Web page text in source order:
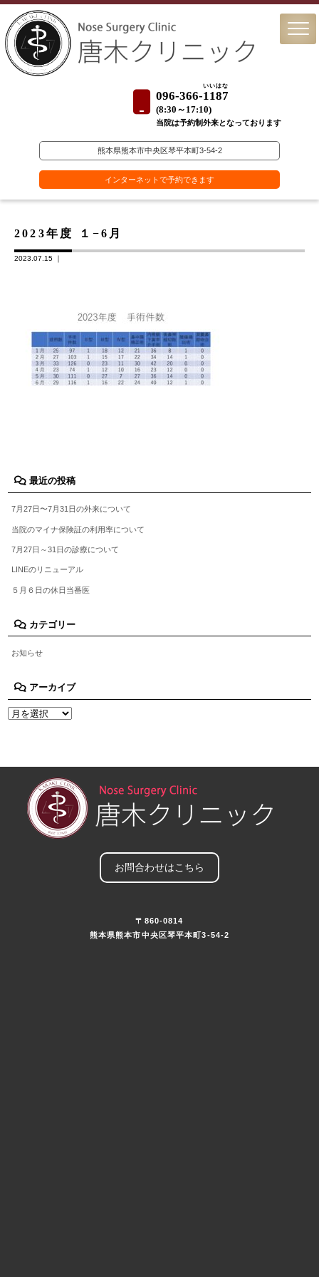
096-366-1187
いいはな
(8:30～17:10)
当院は予約制外来となっております
熊本県熊本市中央区琴平本町3-54-2
インターネットで予約できます
2023年度 １−6月
2023.07.15 ｜
最近の投稿
7月27日〜7月31日の外来について
当院のマイナ保険証の利用率について
7月27日～31日の診療について
LINEのリニューアル
５月６日の休日当番医
カテゴリー
お知らせ
アーカイブ
お問合わせはこちら
〒860-0814
熊本県熊本市中央区琴平本町3-54-2